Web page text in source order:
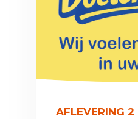
AFLEVERING 2